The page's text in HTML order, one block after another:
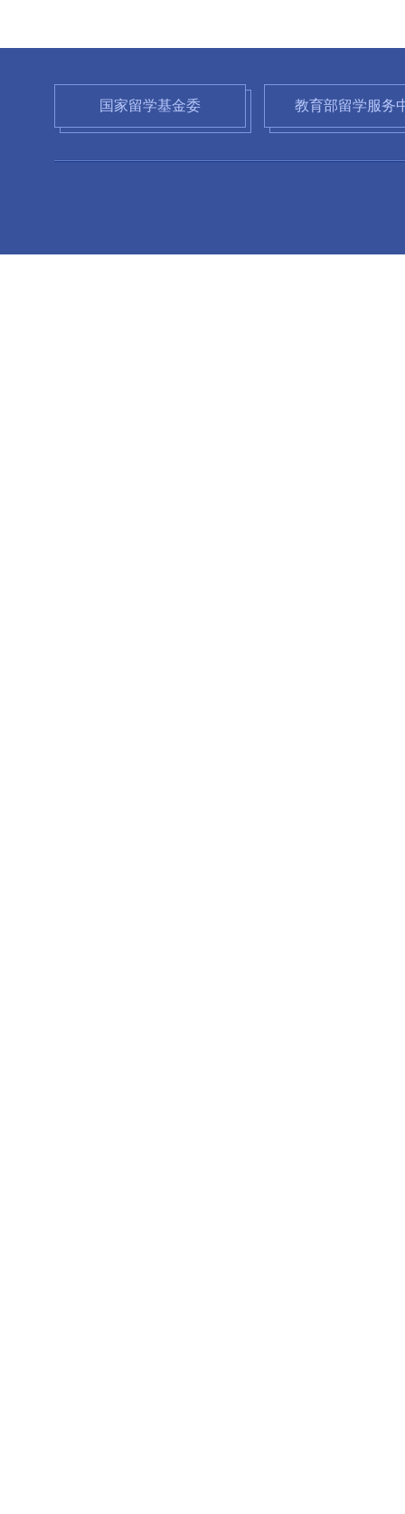
国家留学基金委 教育部留学服务